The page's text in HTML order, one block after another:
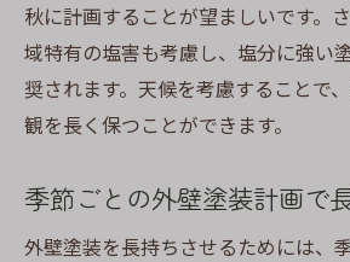
秋に計画することが望ましいです。
域特有の塩害も考慮し、塩分に強い
奨されます。天候を考慮することで
観を長く保つことができます。
季節ごとの外壁塗装計画で
外壁塗装を長持ちさせるためには、